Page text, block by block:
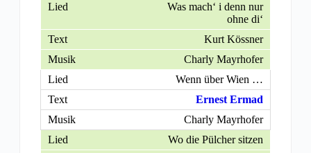
Was mach‘ i denn nur
ohne di‘
Kurt Kössner
Charly Mayrhofer
Wenn über Wien …
Ernest Ermad
Charly Mayrhofer
Wo die Pülcher sitzen